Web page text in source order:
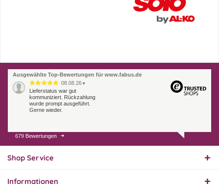
Ausgewählte Top-Bewertungen für www.fabus.de
08.08.26 ▼
Lieferstatus war gut
kommuniziert. Rückzahlung
wurde prompt ausgeführt.
Gerne wieder.
07.08.26
Endlich das richtige
679 Bewertungen
Shop Service
Informationen